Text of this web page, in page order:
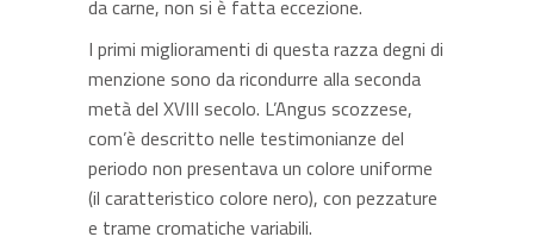
da carne, non si è fatta eccezione.
I primi miglioramenti di questa razza degni di
menzione sono da ricondurre alla seconda
metà del XVIII secolo. L’Angus scozzese,
com’è descritto nelle testimonianze del
periodo non presentava un colore uniforme
(il caratteristico colore nero), con pezzature
e trame cromatiche variabili.